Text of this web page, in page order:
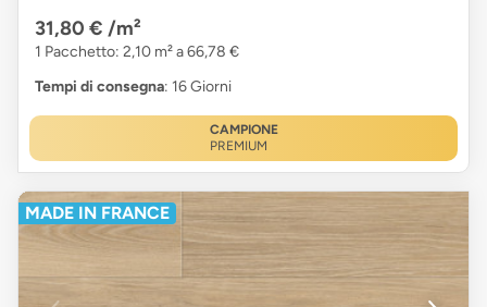
31,80 € /m²
1 Pacchetto: 2,10 m² a 66,78 €
Tempi di consegna: 16 Giorni
CAMPIONE
PREMIUM
MADE IN FRANCE